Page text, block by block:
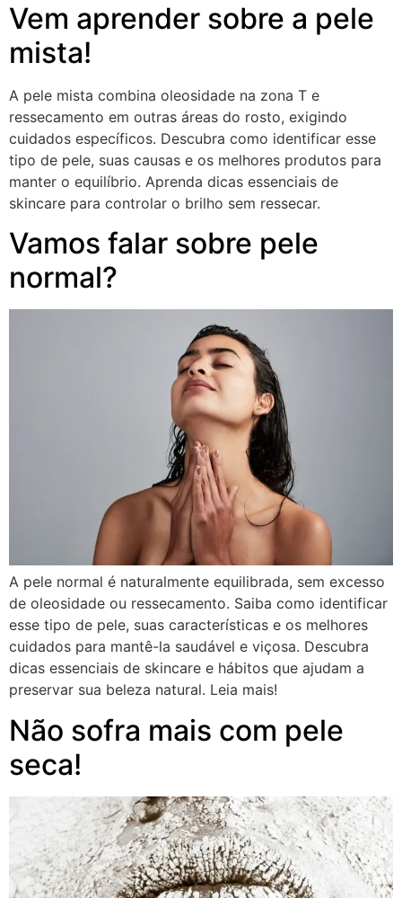
Vem aprender sobre a pele
mista!
A pele mista combina oleosidade na zona T e
ressecamento em outras áreas do rosto, exigindo
cuidados específicos. Descubra como identificar esse
tipo de pele, suas causas e os melhores produtos para
manter o equilíbrio. Aprenda dicas essenciais de
skincare para controlar o brilho sem ressecar.
Vamos falar sobre pele
normal?
A pele normal é naturalmente equilibrada, sem excesso
de oleosidade ou ressecamento. Saiba como identificar
esse tipo de pele, suas características e os melhores
cuidados para mantê-la saudável e viçosa. Descubra
dicas essenciais de skincare e hábitos que ajudam a
preservar sua beleza natural. Leia mais!
Não sofra mais com pele
seca!